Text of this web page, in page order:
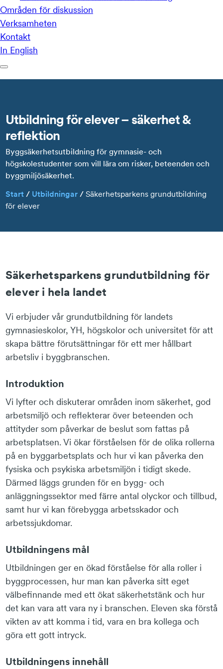
Utbildning för elever – säkerhet &
reflektion
Byggsäkerhetsutbildning för gymnasie- och
högskolestudenter som vill lära om risker, beteenden och
byggmiljösäkerhet.
Start / Utbildningar / Säkerhetsparkens grundutbildning
för elever
Säkerhetsparkens grundutbildning för
elever i hela landet
Vi erbjuder vår grundutbildning för landets
gymnasieskolor, YH, högskolor och universitet för att
skapa bättre förutsättningar för ett mer hållbart
arbetsliv i byggbranschen.
Introduktion
Vi lyfter och diskuterar områden inom säkerhet, god
arbetsmiljö och reflekterar över beteenden och
attityder som påverkar de beslut som fattas på
arbetsplatsen. Vi ökar förståelsen för de olika rollerna
på en byggarbetsplats och hur vi kan påverka den
fysiska och psykiska arbetsmiljön i tidigt skede.
Därmed läggs grunden för en bygg- och
anläggningssektor med färre antal olyckor och tillbud,
samt hur vi kan förebygga arbetsskador och
arbetssjukdomar.
Utbildningens mål
Utbildningen ger en ökad förståelse för alla roller i
byggprocessen, hur man kan påverka sitt eget
välbefinnande med ett ökat säkerhetstänk och hur
det kan vara att vara ny i branschen. Eleven ska förstå
vikten av att komma i tid, vara en bra kollega och
göra ett gott intryck.
Utbildningens innehåll